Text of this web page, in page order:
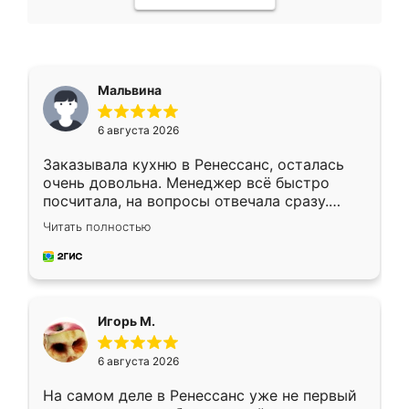
Мальвина
6 августа 2026
Заказывала кухню в Ренессанс, осталась
очень довольна. Менеджер всё быстро
посчитала, на вопросы отвечала сразу.
Замерщик приехал в субботу, подошёл к
делу со всей ответственностью. Собрали
за день, ребята работали аккуратно, даже
Читать полностью
Игорь М.
6 августа 2026
На самом деле в Ренессанс уже не первый